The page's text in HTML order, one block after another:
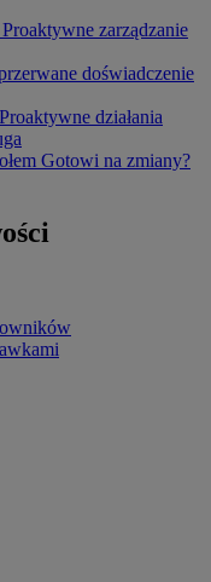
Proaktywne zarządzanie
doświadczenie
Proaktywne działania
Gotowi na zmiany?